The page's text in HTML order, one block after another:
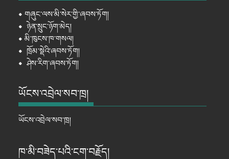
⦁གཞུང་ལས་མི་སེར་གྱི་ཞབས་ཏོག།
⦁ ཉེན་སྲུང་ཉོག་མེད།
⦁ མི་ཁུངས་ཁ་གསལ།
⦁ ཁྲོམ་སྡེའི་ཞབས་ཏོག།
⦁ཤེས་རིག་ཞབས་ཏོག།
ཡོངས་འབྲེལ་སབ་ཁྲ།
ཡོངས་འབྲེལ་སབ་ཁྲ།
ཁ་མི་བཟེད་པའི་ངག་བརྗོད།